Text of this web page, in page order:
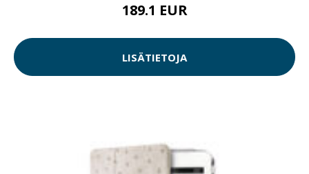
189.1 EUR
LISÄTIETOJA